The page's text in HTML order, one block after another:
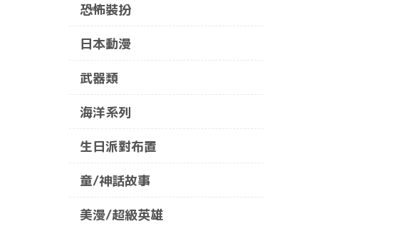
恐怖裝扮
日本動漫
武器類
海洋系列
生日派對布置
童/神話故事
美漫/超級英雄